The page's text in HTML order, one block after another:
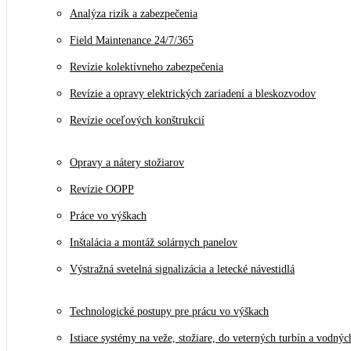
Analýza rizík a zabezpečenia
Field Maintenance 24/7/365
Revízie kolektívneho zabezpečenia
Revízie a opravy elektrických zariadení a bleskozvodov
Revízie oceľových konštrukcií
Opravy a nátery stožiarov
Revízie OOPP
Práce vo výškach
Inštalácia a montáž solárnych panelov
Výstražná svetelná signalizácia a letecké návestidlá
Technologické postupy pre prácu vo výškach
Istiace systémy na veže, stožiare, do veterných turbín a